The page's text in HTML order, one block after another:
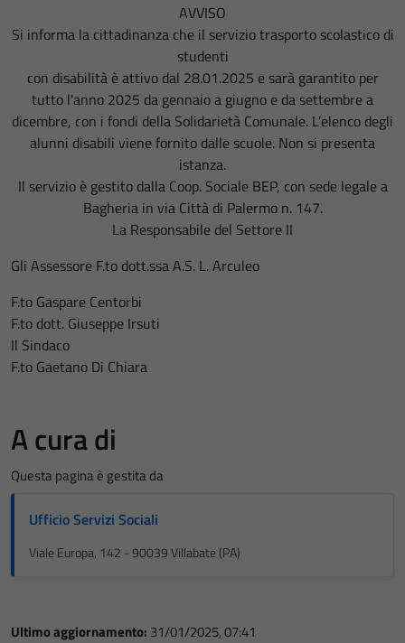
AVVISO
Si informa la cittadinanza che il servizio trasporto scolastico di
studenti
con disabilità è attivo dal 28.01.2025 e sarà garantito per
tutto l'anno 2025 da gennaio a giugno e da settembre a
dicembre, con i fondi della Solidarietà Comunale. L’elenco degli
alunni disabili viene fornito dalle scuole. Non si presenta
istanza.
Il servizio è gestito dalla Coop. Sociale BEP, con sede legale a
Bagheria in via Città di Palermo n. 147.
La Responsabile del Settore II
Gli Assessore F.to dott.ssa A.S. L. Arculeo
F.to Gaspare Centorbi
F.to dott. Giuseppe Irsuti
Il Sindaco
F.to Gaetano Di Chiara
A cura di
Questa pagina è gestita da
Ufficio Servizi Sociali
Viale Europa, 142 - 90039 Villabate (PA)
Ultimo aggiornamento: 31/01/2025, 07:41